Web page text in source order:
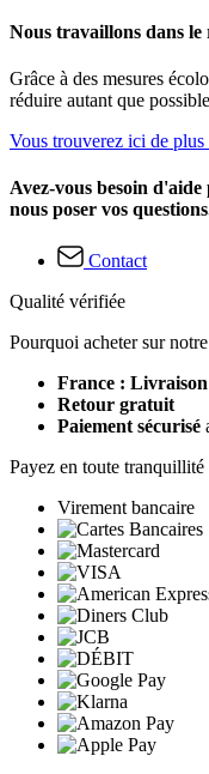
Nous travaillons dans
Grâce à des mesures
réduire autant que
Vous trouverez ici de
Avez-vous besoin
nous poser vos
Contact
Qualité vérifiée
Pourquoi acheter sur
France :
Retour gratuit
Paiement sécurisé
Payez en toute tranquillité
Virement bancaire